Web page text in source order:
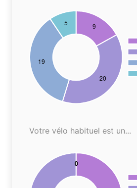
Votre vélo habituel est un...